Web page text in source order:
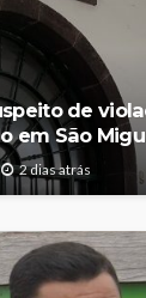
de
em São
2 dias atrás